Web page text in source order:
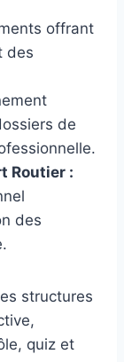
offrant
des
de
Routier :
des
structures
quiz et